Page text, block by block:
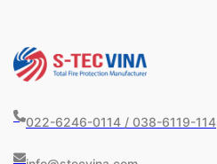
022-6246-0114 / 038-6119-114